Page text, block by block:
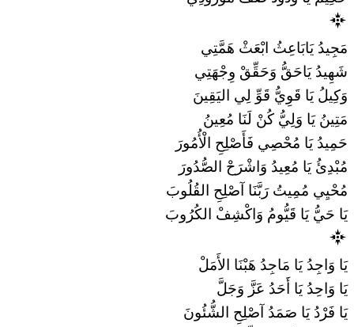
مَجِيدُ يَابَاعِثُ ابْعَثْ هَمَّتِي
شَهِيدُ يَاحَقُّ وَحَقِّقْ وِجْهَتِي
وَكِيلُ يَا قَوِيُّ قَوِّ لِي اليَقِينَ
مَتِينُ يَا وَلِيُّ كُنْ لَنَا مُعِينُ
حَمِيدُ يَا مُحْصِي فَأَصْلِحِ الْأُمُورَ
مُبْدِئُ يَا مُعِيدُ وَاشْرَحْ الصُّدُورَ
مُحْيِي مُمِيتُ رَبَّنَا آصْلِحِ القُلُوبَ
يَا حَيُّ يَا قَيُّومُ وَاكْشِفْ الكُرُوبَ
يَا وَاجِدُ يَا مَاجِدُ هَبْنَا الأَمَلْ
يَا وَاحِدُ يَا أَحَدُ عَزَّ وَجَلَّ
يَا فَرْدُ يَا صَمَدُ آصْلِحِ الشُّئُونَ